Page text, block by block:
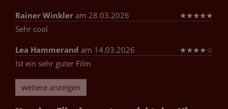
Rainer Winkler am 28.03.2026 ★★★★★
Sehr cool
Lea Hammerand am 14.03.2026 ★★★★☆
Ist ein sehr guter Film
weitere anzeigen